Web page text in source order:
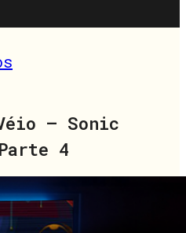
– Sonic
4